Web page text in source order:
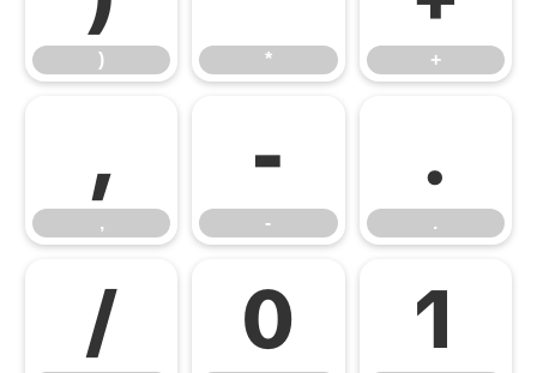
) * +
,
,
-
-
.
.
/ 0 1